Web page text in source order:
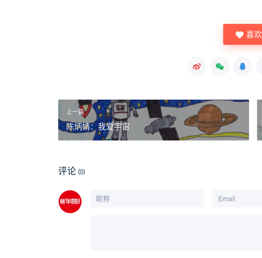
喜欢
上一篇
陈炳婧：我爱宇宙
评论 (0)